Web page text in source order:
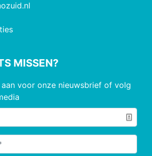
MISSEN?
voor onze nieuwsbrief of volg